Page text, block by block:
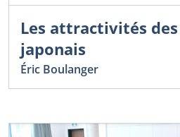
Les attractivités des
japonais
Éric Boulanger